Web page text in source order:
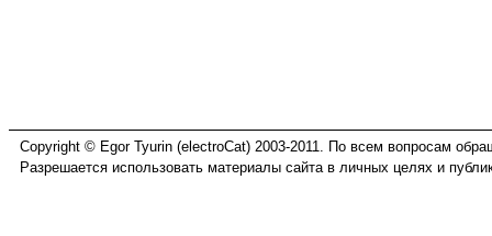
Copyright © Egor Tyurin (electroCat) 2003-2011. По всем вопросам
Разрешается использовать материалы сайта в личных целях и